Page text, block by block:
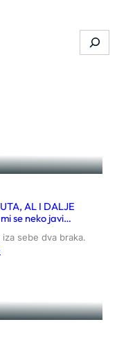
Search
AL I DALJE
se neko javi…
sebe dva braka.